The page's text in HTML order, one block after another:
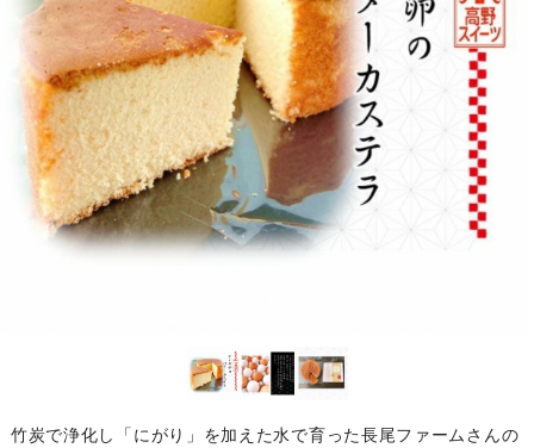
竹炭で浄化し「にがり」を加えた水で育った長尾ファームさんの